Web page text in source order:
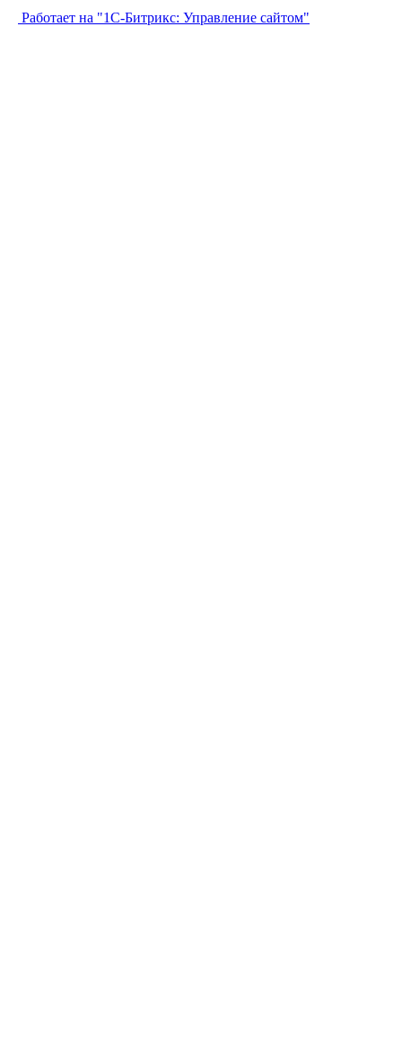
Работает на "1С-Битрикс: Управление сайтом"